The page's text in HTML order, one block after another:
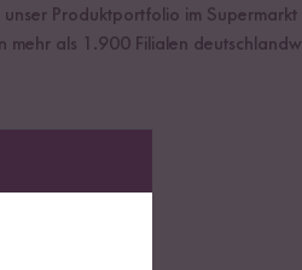
Produktportfolio im Supermarkt
mehr als 1.900 Filialen